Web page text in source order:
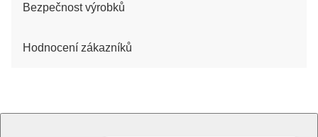
Bezpečnost výrobků
Hodnocení zákazníků